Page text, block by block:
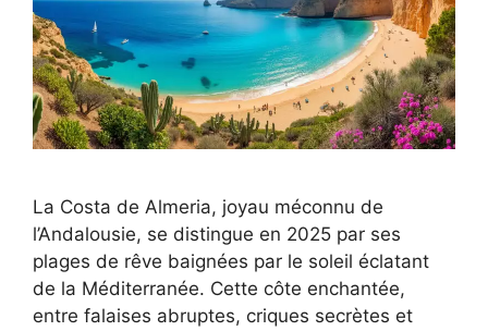
La Costa de Almeria, joyau méconnu de
l’Andalousie, se distingue en 2025 par ses
plages de rêve baignées par le soleil éclatant
de la Méditerranée. Cette côte enchantée,
entre falaises abruptes, criques secrètes et